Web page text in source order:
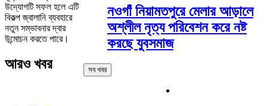
উদ্যোগটি সফল হলে এটি
বিকল্প জ্বালানি ব্যবহারে
নতুন সম্ভাবনার দ্বার
উন্মোচন করতে পারে।
আরও খবর
নওগাঁ নিয়ামতপুরে মেলার আড়ালে
অশ্লীল নৃত্য পরিবেশন করে নষ্ট
করছে যুবসমাজ
সব খবর